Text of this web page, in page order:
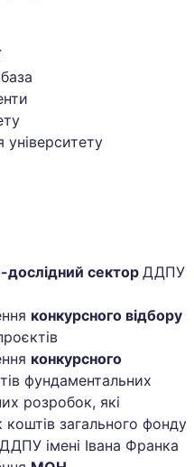
університету
дослідний сектор ДДПУ
конкурсного відбору
конкурсного
фундаментальних
розробок, які
загального фонду
імені Івана Франка